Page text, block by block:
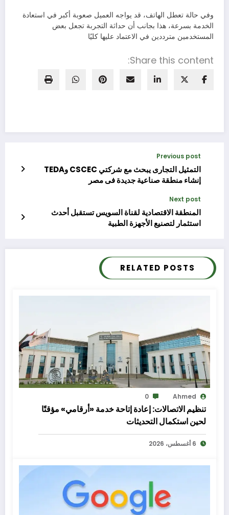
وفي حالة تعطل الهاتف، قد يواجه العميل صعوبة أكبر في استعادة
الخدمة بسرعة، هذا بجانب أن حداثة التجربة تجعل بعض
المستخدمين مترددين في الاعتماد عليها كليًا
Share this content:
Previous post
التمثيل التجارى يبحث مع شركتي CSCEC وTEDA
إنشاء منطقة صناعية جديدة فى مصر
Next post
المنطقة الاقتصادية لقناة السويس تستقبل أحدث
استثمار لتصنيع الأجهزة الطبية
RELATED POSTS
Ahmed
0
تنظيم الاتصالات: إعادة إتاحة خدمة «أرقامي» مؤقتًا
لحين استكمال التحديثات
6 أغسطس، 2026